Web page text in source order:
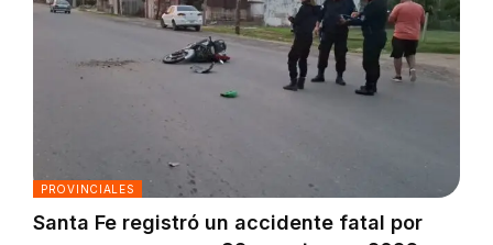
PROVINCIALES
Santa Fe registró un accidente fatal por